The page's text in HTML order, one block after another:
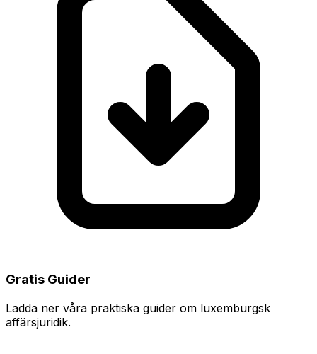
Gratis Guider
Ladda ner våra praktiska guider om luxemburgsk
affärsjuridik.